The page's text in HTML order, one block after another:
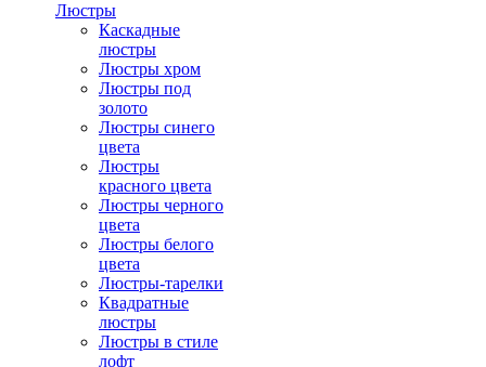
Люстры
Каскадные
люстры
Люстры хром
Люстры под
золото
Люстры синего
цвета
Люстры
красного цвета
Люстры черного
цвета
Люстры белого
цвета
Люстры-тарелки
Квадратные
люстры
Люстры в стиле
лофт